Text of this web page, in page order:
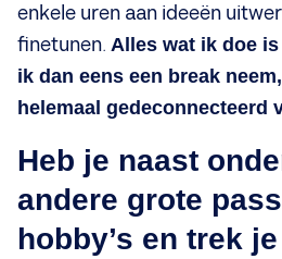
enkele uren aan ideeën
finetunen. Alles wat ik doe
ik dan eens een break
helemaal gedeconnecteerd
Heb je naast
andere grote
hobby’s en trek